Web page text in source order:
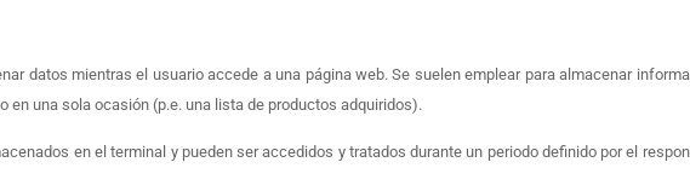
datos mientras el usuario accede a una página web. Se suelen emplear para almacenar
una sola ocasión (p.e. una lista de productos adquiridos).
en el terminal y pueden ser accedidos y tratados durante un periodo definido por el